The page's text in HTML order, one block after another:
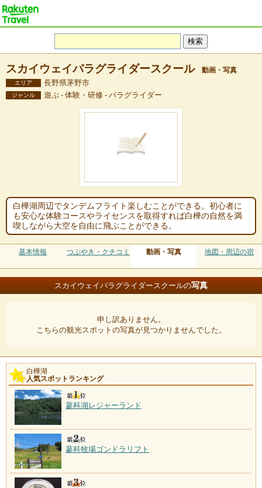
スカイウェイパラグライダースクール 動画・写真
エリア 長野県茅野市
ジャンル 遊ぶ - 体験・研修 - パラグライダー
白樺湖周辺でタンデムフライト楽しむことができる。初心者に
も安心な体験コースやライセンスを取得すれば白樺の自然を満
喫しながら大空を自由に飛ぶことができる。
基本情報 つぶやき・クチコミ 動画・写真 地図・周辺の宿
スカイウェイパラグライダースクールの写真
申し訳ありません。
こちらの観光スポットの写真が見つかりませんでした。
白樺湖
人気スポットランキング
蓼科湖レジャーランド
蓼科牧場ゴンドラリフト